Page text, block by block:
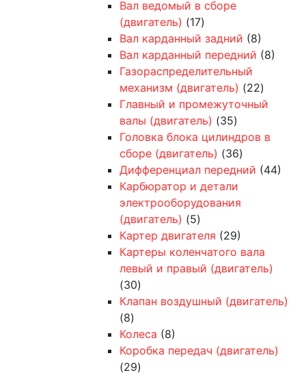
Вал ведомый в сборе
(двигатель) (17)
Вал карданный задний (8)
Вал карданный передний (8)
Газораспределительный
механизм (двигатель) (22)
Главный и промежуточный
валы (двигатель) (35)
Головка блока цилиндров в
сборе (двигатель) (36)
Дифференциал передний (44)
Карбюратор и детали
электрооборудования
(двигатель) (5)
Картер двигателя (29)
Картеры коленчатого вала
левый и правый (двигатель)
(30)
Клапан воздушный (двигатель)
(8)
Колеса (8)
Коробка передач (двигатель)
(29)